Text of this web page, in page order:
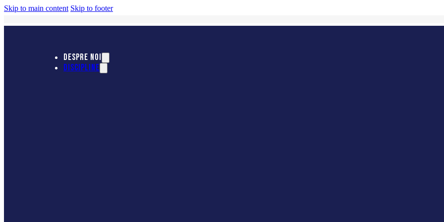
Skip to main content Skip to footer
DESPRE NOI
DISCIPLINE